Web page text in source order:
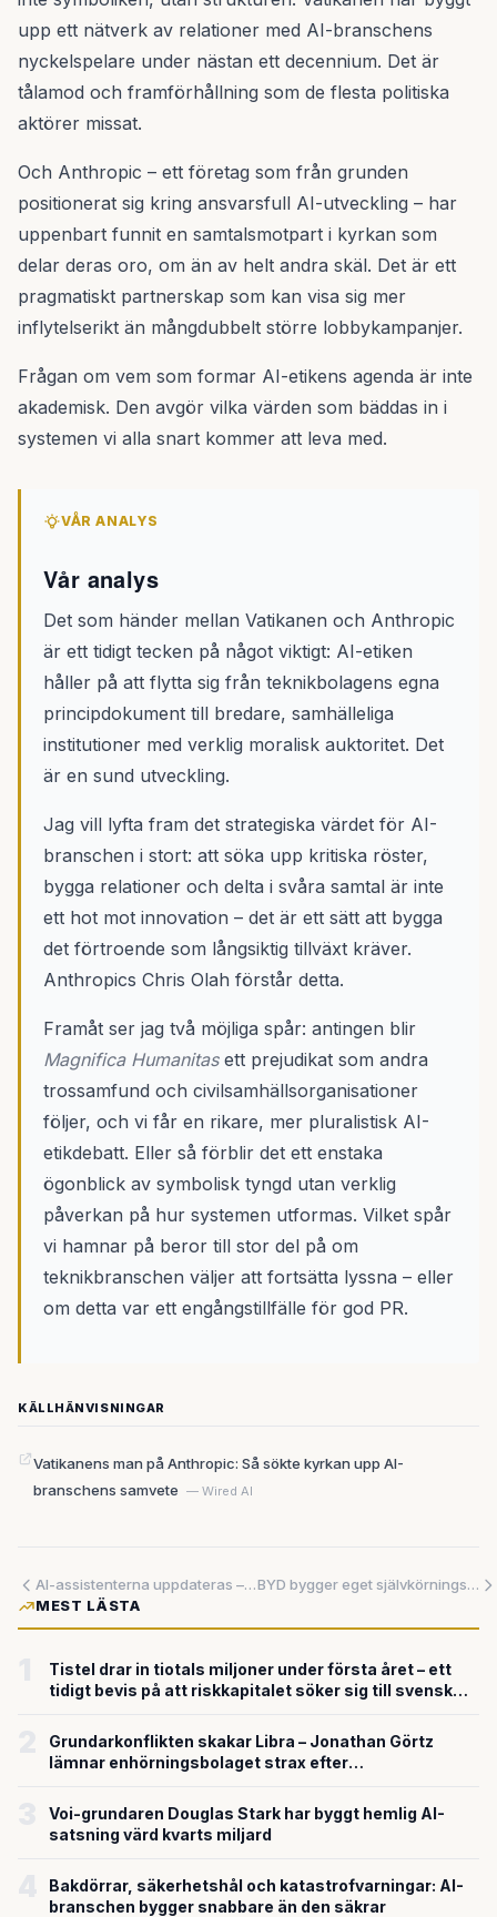
upp ett nätverk av relationer med AI-branschens
nyckelspelare under nästan ett decennium. Det är
tålamod och framförhållning som de flesta politiska
aktörer missat.
Och Anthropic – ett företag som från grunden
positionerat sig kring ansvarsfull AI-utveckling – har
uppenbart funnit en samtalsmotpart i kyrkan som
delar deras oro, om än av helt andra skäl. Det är ett
pragmatiskt partnerskap som kan visa sig mer
inflytelserikt än mångdubbelt större lobbykampanjer.
Frågan om vem som formar AI-etikens agenda är inte
akademisk. Den avgör vilka värden som bäddas in i
systemen vi alla snart kommer att leva med.
VÅR ANALYS
Vår analys
Det som händer mellan Vatikanen och Anthropic
är ett tidigt tecken på något viktigt: AI-etiken
håller på att flytta sig från teknikbolagens egna
principdokument till bredare, samhälleliga
institutioner med verklig moralisk auktoritet. Det
är en sund utveckling.
Jag vill lyfta fram det strategiska värdet för AI-
branschen i stort: att söka upp kritiska röster,
bygga relationer och delta i svåra samtal är inte
ett hot mot innovation – det är ett sätt att bygga
det förtroende som långsiktig tillväxt kräver.
Anthropics Chris Olah förstår detta.
Framåt ser jag två möjliga spår: antingen blir
Magnifica Humanitasett prejudikat som andra
trossamfund och civilsamhällsorganisationer
följer, och vi får en rikare, mer pluralistisk AI-
etikdebatt. Eller så förblir det ett enstaka
ögonblick av symbolisk tyngd utan verklig
påverkan på hur systemen utformas. Vilket spår
vi hamnar på beror till stor del på om
teknikbranschen väljer att fortsätta lyssna – eller
om detta var ett engångstillfälle för god PR.
KÄLLHÄNVISNINGAR
Vatikanens man på Anthropic: Så sökte kyrkan upp AI-
branschens samvete — Wired AI
AI-assistenterna uppdateras – Microsoft satsar på vana, Adobe på ambition
BYD bygger eget självkörningschip – och lovar obegränsat skadeståndsansvar vid olyckor
MEST LÄSTA
Tistel drar in tiotals miljoner under första året – ett
tidigt bevis på att riskkapitalet söker sig till svensk
Grundarkonflikten skakar Libra – Jonathan Görtz
lämnar enhörningsbolaget strax efter
Voi-grundaren Douglas Stark har byggt hemlig AI-
satsning värd kvarts miljard
Bakdörrar, säkerhetshål och katastrofvarningar: AI-
branschen bygger snabbare än den säkrar